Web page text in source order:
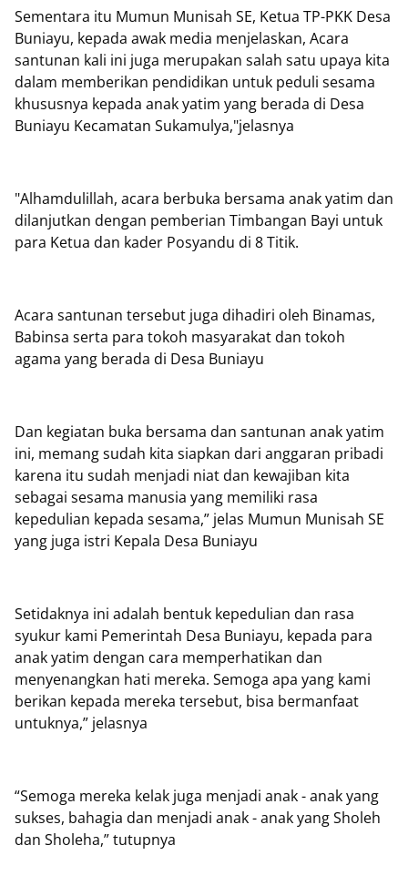
Sementara itu Mumun Munisah SE, Ketua TP-PKK Desa
Buniayu, kepada awak media menjelaskan, Acara
santunan kali ini juga merupakan salah satu upaya kita
dalam memberikan pendidikan untuk peduli sesama
khususnya kepada anak yatim yang berada di Desa
Buniayu Kecamatan Sukamulya,"jelasnya
"Alhamdulillah, acara berbuka bersama anak yatim dan
dilanjutkan dengan pemberian Timbangan Bayi untuk
para Ketua dan kader Posyandu di 8 Titik.
Acara santunan tersebut juga dihadiri oleh Binamas,
Babinsa serta para tokoh masyarakat dan tokoh
agama yang berada di Desa Buniayu
Dan kegiatan buka bersama dan santunan anak yatim
ini, memang sudah kita siapkan dari anggaran pribadi
karena itu sudah menjadi niat dan kewajiban kita
sebagai sesama manusia yang memiliki rasa
kepedulian kepada sesama,” jelas Mumun Munisah SE
yang juga istri Kepala Desa Buniayu
Setidaknya ini adalah bentuk kepedulian dan rasa
syukur kami Pemerintah Desa Buniayu, kepada para
anak yatim dengan cara memperhatikan dan
menyenangkan hati mereka. Semoga apa yang kami
berikan kepada mereka tersebut, bisa bermanfaat
untuknya,” jelasnya
“Semoga mereka kelak juga menjadi anak - anak yang
sukses, bahagia dan menjadi anak - anak yang Sholeh
dan Sholeha,” tutupnya